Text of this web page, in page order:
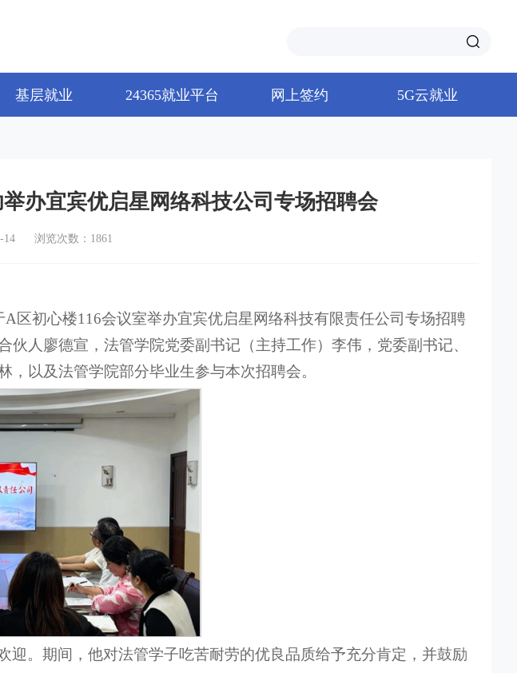
基层就业 24365就业平台 网上签约 5G云就业
办宜宾优启星网络科技公司专场招聘会
14 浏览次数：1861
区初心楼116会议室举办宜宾优启星网络科技有限责任公司专场招聘
人廖德宣，法管学院党委副书记（主持工作）李伟，党委副书记、
以及法管学院部分毕业生参与本次招聘会。
。期间，他对法管学子吃苦耐劳的优良品质给予充分肯定，并鼓励